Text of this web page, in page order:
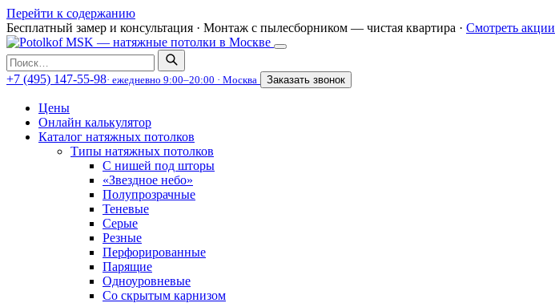
Перейти к содержанию
Бесплатный замер и консультация · Монтаж с пылесборником — чистая квартира · Смотреть акции
Поиск
по
сайту
+7 (495) 147-55-98· ежедневно 9:00–20:00 · Москва Заказать звонок
Цены
Онлайн калькулятор
Каталог натяжных потолков
Типы натяжных потолков
С нишей под шторы
«Звездное небо»
Полупрозрачные
Теневые
Серые
Резные
Перфорированные
Парящие
Одноуровневые
Со скрытым карнизом